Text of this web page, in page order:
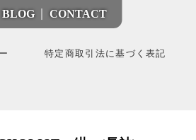
BLOG CONTACT
特定商取引法に基づく表記